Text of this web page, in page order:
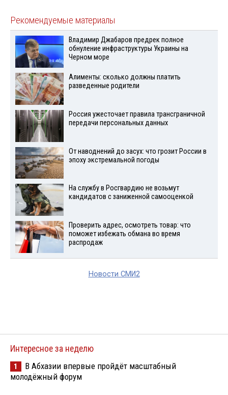
Рекомендуемые материалы
Владимир Джабаров предрек полное
обнуление инфраструктуры Украины на
Черном море
Алименты: сколько должны платить
разведенные родители
Россия ужесточает правила трансграничной
передачи персональных данных
От наводнений до засух: что грозит России в
эпоху экстремальной погоды
На службу в Росгвардию не возьмут
кандидатов с заниженной самооценкой
Проверить адрес, осмотреть товар: что
поможет избежать обмана во время
распродаж
Новости СМИ2
Интересное за неделю
1
В Абхазии впервые пройдёт масштабный
молодёжный форум